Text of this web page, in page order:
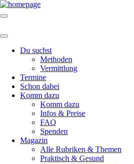
Du suchst
Methoden
Vermittlung
Termine
Schon dabei
Komm dazu
Komm dazu
Infos & Preise
FAQ
Spenden
Magazin
Alle Rubriken & Themen
Praktisch & Gesund